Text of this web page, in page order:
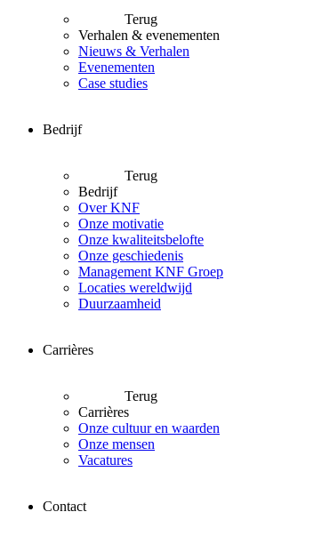
Terug
Verhalen & evenementen
Nieuws & Verhalen
Evenementen
Case studies
Bedrijf
Terug
Bedrijf
Over KNF
Onze motivatie
Onze kwaliteitsbelofte
Onze geschiedenis
Management KNF Groep
Locaties wereldwijd
Duurzaamheid
Carrières
Terug
Carrières
Onze cultuur en waarden
Onze mensen
Vacatures
Contact